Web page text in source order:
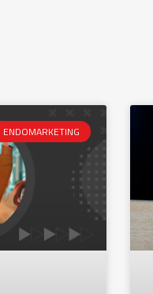
ENDOMARKETING